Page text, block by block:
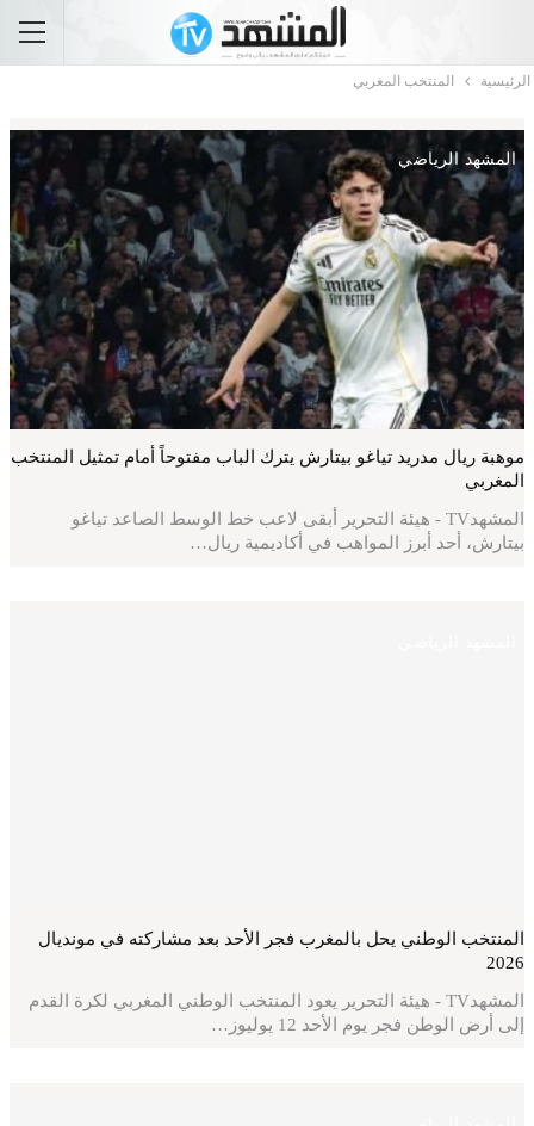
الرئيسية المنتخب المغربي
المشهد الرياضي
موهبة ريال مدريد تياغو بيتارش يترك الباب مفتوحاً أمام تمثيل المنتخب
المغربي
المشهدTV - هيئة التحرير أبقى لاعب خط الوسط الصاعد تياغو
بيتارش، أحد أبرز المواهب في أكاديمية ريال…
المنتخب الوطني يحل بالمغرب فجر الأحد بعد مشاركته في مونديال
2026
المشهدTV - هيئة التحرير يعود المنتخب الوطني المغربي لكرة القدم
إلى أرض الوطن فجر يوم الأحد 12 يوليوز…